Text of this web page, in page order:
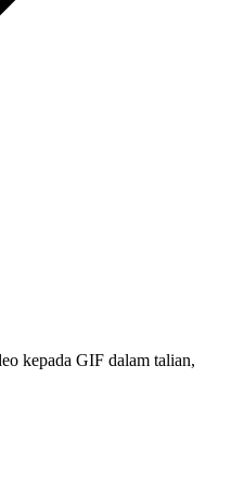
kepada GIF dalam talian,